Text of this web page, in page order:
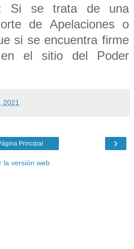
Si se trata de una
de Apelaciones o
si se encuentra firme
el sitio del Poder
2021
›
Principal
la versión web